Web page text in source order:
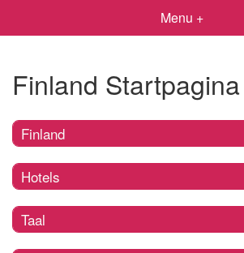
Menu +
Finland Startpagina
Finland
Hotels
Taal